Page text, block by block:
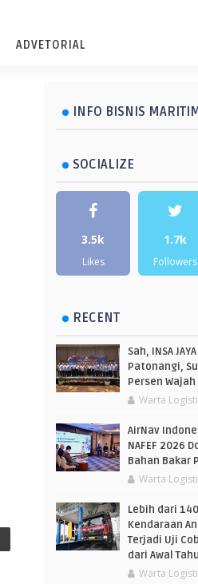
ADVETORIAL
INFO BISNIS
SOCIALIZE
3.5k
Likes
1.7k
Followers
RECENT
Sah, INSA
Patonangi,
Persen Wajah
Warta
AirNav
NAFEF 2026
Bahan Bakar
Warta
Lebih dari
Kendaraan
Terjadi Uji
dari Awal
Warta